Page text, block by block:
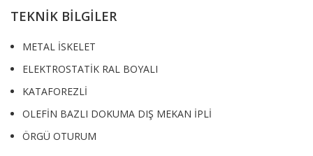
TEKNİK BİLGİLER
METAL İSKELET
ELEKTROSTATİK RAL BOYALI
KATAFOREZLİ
OLEFİN BAZLI DOKUMA DIŞ MEKAN İPLİ
ÖRGÜ OTURUM